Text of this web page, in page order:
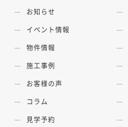
お知らせ
イベント情報
物件情報
施工事例
お客様の声
コラム
見学予約